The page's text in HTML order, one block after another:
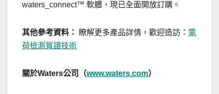
waters_connect™ 軟體，現已全面開放訂購。
其他參考資料： 瞭解更多產品詳情，歡迎造訪： 電
荷檢測質譜技術
關於Waters公司 （www.waters.com）